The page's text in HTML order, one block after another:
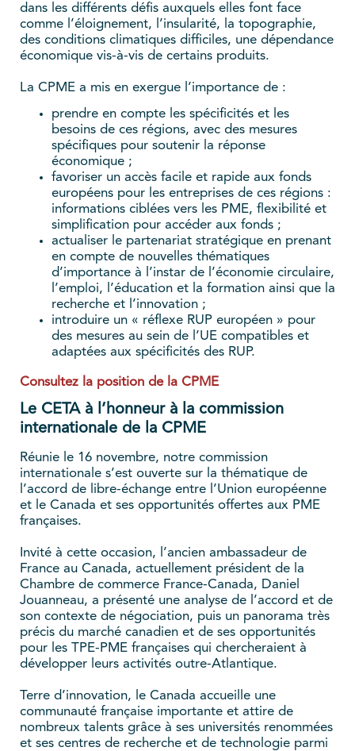
dans les différents défis auxquels elles font face
comme l’éloignement, l’insularité, la topographie,
des conditions climatiques difficiles, une dépendance
économique vis-à-vis de certains produits.
La CPME a mis en exergue l’importance de :
prendre en compte les spécificités et les
besoins de ces régions, avec des mesures
spécifiques pour soutenir la réponse
économique ;
favoriser un accès facile et rapide aux fonds
européens pour les entreprises de ces régions :
informations ciblées vers les PME, flexibilité et
simplification pour accéder aux fonds ;
actualiser le partenariat stratégique en prenant
en compte de nouvelles thématiques
d’importance à l’instar de l’économie circulaire,
l’emploi, l’éducation et la formation ainsi que la
recherche et l’innovation ;
introduire un « réflexe RUP européen » pour
des mesures au sein de l’UE compatibles et
adaptées aux spécificités des RUP.
Consultez la position de la CPME
Le CETA à l’honneur à la commission
internationale de la CPME
Réunie le 16 novembre, notre commission
internationale s’est ouverte sur la thématique de
l’accord de libre-échange entre l’Union européenne
et le Canada et ses opportunités offertes aux PME
françaises.
Invité à cette occasion, l’ancien ambassadeur de
France au Canada, actuellement président de la
Chambre de commerce France-Canada, Daniel
Jouanneau, a présenté une analyse de l’accord et de
son contexte de négociation, puis un panorama très
précis du marché canadien et de ses opportunités
pour les TPE-PME françaises qui chercheraient à
développer leurs activités outre-Atlantique.
Terre d’innovation, le Canada accueille une
communauté française importante et attire de
nombreux talents grâce à ses universités renommées
et ses centres de recherche et de technologie parmi